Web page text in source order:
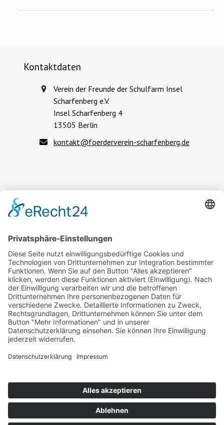
Kontaktdaten
Verein der Freunde der Schulfarm Insel
Scharfenberg e.V.
Insel Scharfenberg 4
13505 Berlin
kontakt@foerderverein-scharfenberg.de
Rechtliches
Impressum
Datenschutz
Privatsphäre-Einstellungen und
Barrierefreiheit
Cookie-Einstellungen